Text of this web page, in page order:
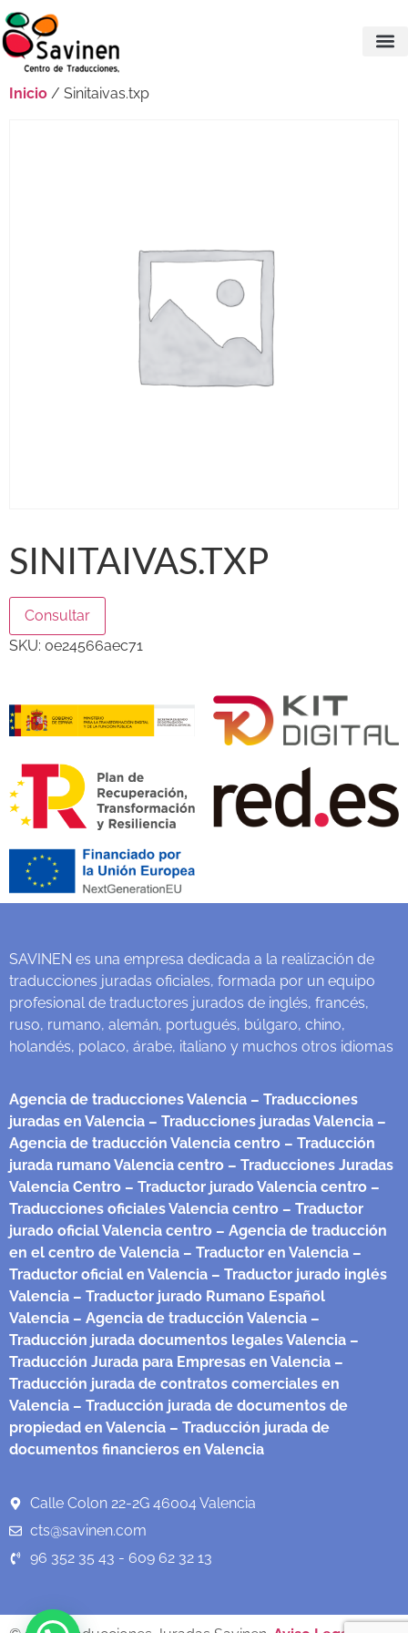
Inicio / Sinitaivas.txp
SINITAIVAS.TXP
Consultar
SKU: 0e24566aec71
SAVINEN es una empresa dedicada a la realización de
traducciones juradas oficiales, formada por un equipo
profesional de traductores jurados de inglés, francés,
ruso, rumano, alemán, portugués, búlgaro, chino,
holandés, polaco, árabe, italiano y muchos otros idiomas
Agencia de traducciones Valencia – Traducciones
juradas en Valencia – Traducciones juradas Valencia –
Agencia de traducción Valencia centro – Traducción
jurada rumano Valencia centro – Traducciones Juradas
Valencia Centro – Traductor jurado Valencia centro –
Traducciones oficiales Valencia centro – Traductor
jurado oficial Valencia centro – Agencia de traducción
en el centro de Valencia – Traductor en Valencia –
Traductor oficial en Valencia – Traductor jurado inglés
Valencia – Traductor jurado Rumano Español
Valencia – Agencia de traducción Valencia –
Traducción jurada documentos legales Valencia –
Traducción Jurada para Empresas en Valencia –
Traducción jurada de contratos comerciales en
Valencia – Traducción jurada de documentos de
propiedad en Valencia – Traducción jurada de
documentos financieros en Valencia
Calle Colon 22-2G 46004 Valencia
cts@savinen.com
96 352 35 43 - 609 62 32 13